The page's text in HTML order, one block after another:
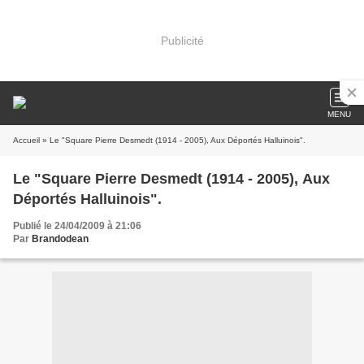
Publicité
MENU
Accueil » Le "Square Pierre Desmedt (1914 - 2005), Aux Déportés Halluinois".
Le "Square Pierre Desmedt (1914 - 2005), Aux
Déportés Halluinois".
Publié le 24/04/2009 à 21:06
Par Brandodean